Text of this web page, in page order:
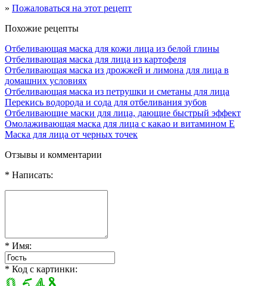
» Пожаловаться на этот рецепт
Похожие рецепты
Отбеливающая маска для кожи лица из белой глины
Отбеливающая маска для лица из картофеля
Отбеливающая маска из дрожжей и лимона для лица в
домашних условиях
Отбеливающая маска из петрушки и сметаны для лица
Перекись водорода и сода для отбеливания зубов
Отбеливающие маски для лица, дающие быстрый эффект
Омолаживающая маска для лица с какао и витамином Е
Маска для лица от черных точек
Отзывы и комментарии
* Написать:
* Имя:
* Код с картинки: